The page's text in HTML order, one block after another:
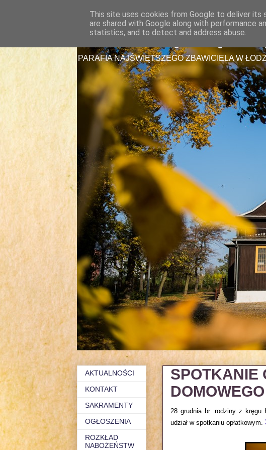
Parafia
PARAFIA NAJŚWIĘTSZEGO ZBAWICIELA W
SPOTKANIE
DOMOWEGO
28 grudnia br. rodziny z kręgu
udział w spotkaniu opłatkowym.
AKTUALNOŚCI
KONTAKT
SAKRAMENTY
OGŁOSZENIA
ROZKŁAD
NABOŻEŃSTW
This site uses cookies from Google to deliver its
are shared with Google along with performance
statistics, and to detect and address abuse.